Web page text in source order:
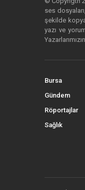
ses
şekilde
yazı ve
Bursa
Gündem
Röportajlar
Sağlık